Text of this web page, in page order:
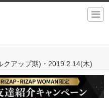
クアップ期)・2019.2.14(木)